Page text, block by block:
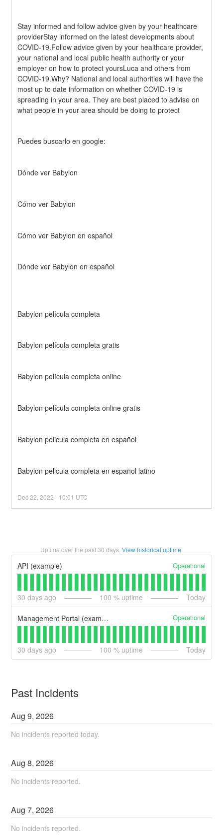
Stay informed and follow advice given by your healthcare
providerStay informed on the latest developments about
COVID-19.Follow advice given by your healthcare provider,
your national and local public health authority or your
employer on how to protect yoursLuca and others from
COVID-19.Why? National and local authorities will have the
most up to date information on whether COVID-19 is
spreading in your area. They are best placed to advise on
what people in your area should be doing to protect
Puedes buscarlo en google:
Dónde ver Babylon
Cómo ver Babylon
Cómo ver Babylon en español
Dónde ver Babylon en español
Babylon película completa
Babylon película completa gratis
Babylon película completa online
Babylon película completa online gratis
Babylon pelicula completa en español
Babylon pelicula completa en español latino
Dec22 ,2022 - 10:01 UTC
Uptime over the past30 days. View historical uptime.
API (example) Operational
30 days ago 100 % uptime Today
Management Portal (example) Operational
30 days ago 100 % uptime Today
Past Incidents
Aug9,2026
No incidents reported today.
Aug8,2026
No incidents reported.
Aug7,2026
No incidents reported.